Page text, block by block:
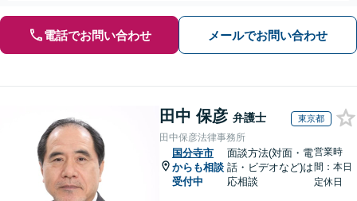
電話でお問い合わせ メールでお問い合わせ
田中 保彦 弁護士 東京都
田中保彦法律事務所
国分寺市
からも相談
受付中
面談方法(対面・電
話・ビデオなど)は
応相談
営業時
間：本日
定休日